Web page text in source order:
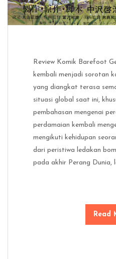
Review Komik Barefoot
kembali menjadi sorotan
yang diangkat terasa
situasi global saat ini,
pembahasan mengenai
perdamaian kembali
mengikuti kehidupan
dari peristiwa ledakan
pada akhir Perang Dunia,
Read